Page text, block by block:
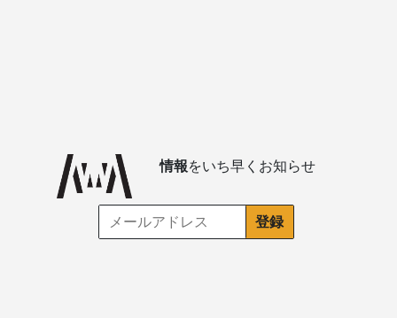
情報をいち早くお知らせ